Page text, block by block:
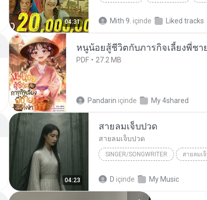
04:31 Mith 9. içinde Liked tracks
หนูน้อยสู้ชีวิตกับภารกิจเลี้ยงพี่ชา
PDF 27.2 MB
Pandarin içinde My 4shared
04:23
สายลมเจ็บปวด
สายลมเจ็บปวด
SINGER/SONGWRITER สายลมเ
D içinde My Music